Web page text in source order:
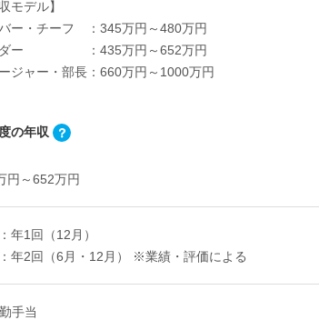
モデル】
ー・チーフ ：345万円～480万円
ダー ：435万円～652万円
ジャー・部長：660万円～1000万円
の年収
円～652万円
年1回（12月）
年2回（6月・12月） ※業績・評価による
手当